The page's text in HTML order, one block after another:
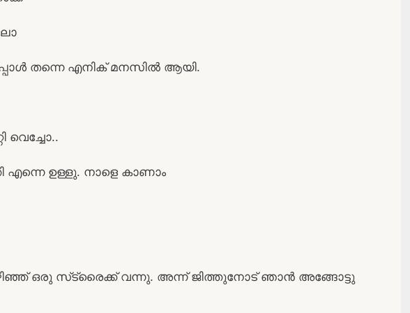
തന്നെ എനിക് മനസിൽ ആയി.
വെച്ചോ..
എന്നെ ഉള്ളു. നാളെ കാണാം
ഒരു സ്‌ട്രൈക്ക് വന്നു. അന്ന് ജിത്തുനോട് ഞാൻ അങ്ങോട്ടു